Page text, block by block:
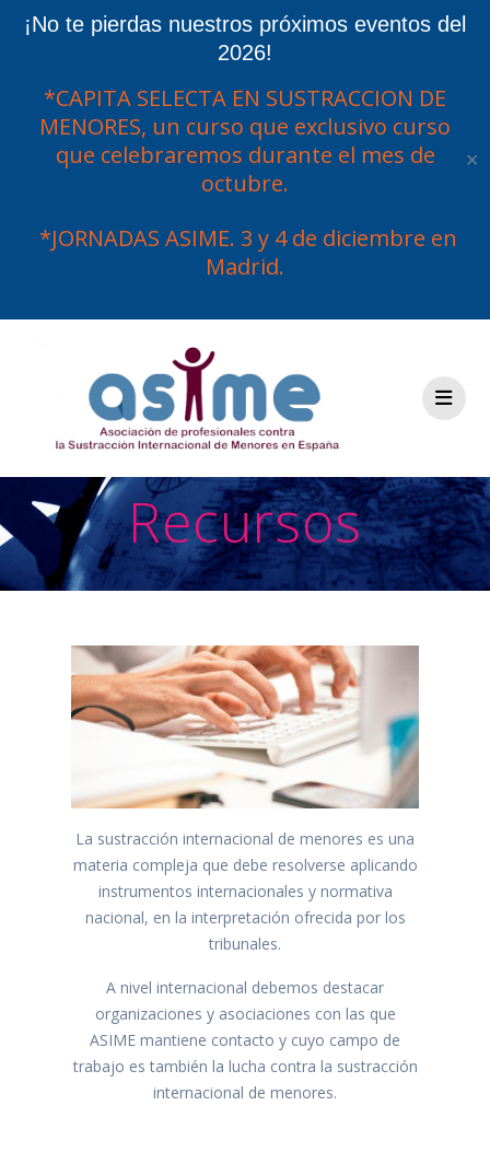
¡No te pierdas nuestros próximos eventos del
2026!
*CAPITA SELECTA EN SUSTRACCION DE
MENORES, un curso que exclusivo curso
que celebraremos durante el mes de
octubre.
*JORNADAS ASIME. 3 y 4 de diciembre en
Madrid.
✕
contenido
Recursos
La sustracción internacional de menores es una
materia compleja que debe resolverse aplicando
instrumentos internacionales y normativa
nacional, en la interpretación ofrecida por los
tribunales.
A nivel internacional debemos destacar
organizaciones y asociaciones con las que
ASIME mantiene contacto y cuyo campo de
trabajo es también la lucha contra la sustracción
internacional de menores.